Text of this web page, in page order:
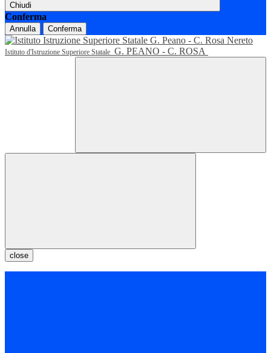
Chiudi
Conferma
Annulla Conferma
Istituto d'Istruzione Superiore Statale G. PEANO - C. ROSA
close